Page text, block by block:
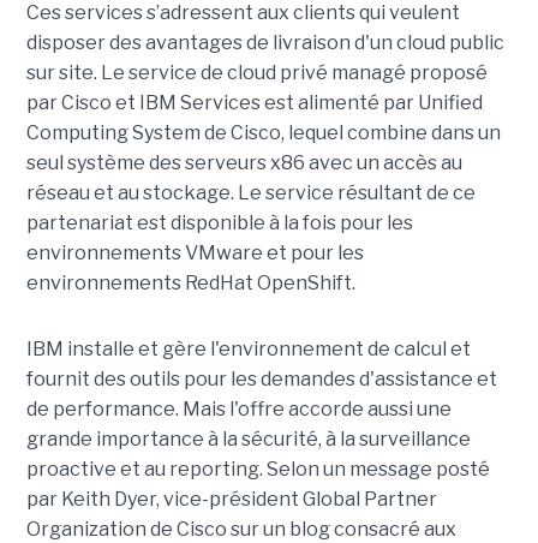
Ces services s’adressent aux clients qui veulent
disposer des avantages de livraison d'un cloud public
sur site. Le service de cloud privé managé proposé
par Cisco et IBM Services est alimenté par Unified
Computing System de Cisco, lequel combine dans un
seul système des serveurs x86 avec un accès au
réseau et au stockage. Le service résultant de ce
partenariat est disponible à la fois pour les
environnements VMware et pour les
environnements RedHat OpenShift.
IBM installe et gère l'environnement de calcul et
fournit des outils pour les demandes d'assistance et
de performance. Mais l'offre accorde aussi une
grande importance à la sécurité, à la surveillance
proactive et au reporting. Selon un message posté
par Keith Dyer, vice-président Global Partner
Organization de Cisco sur un blog consacré aux